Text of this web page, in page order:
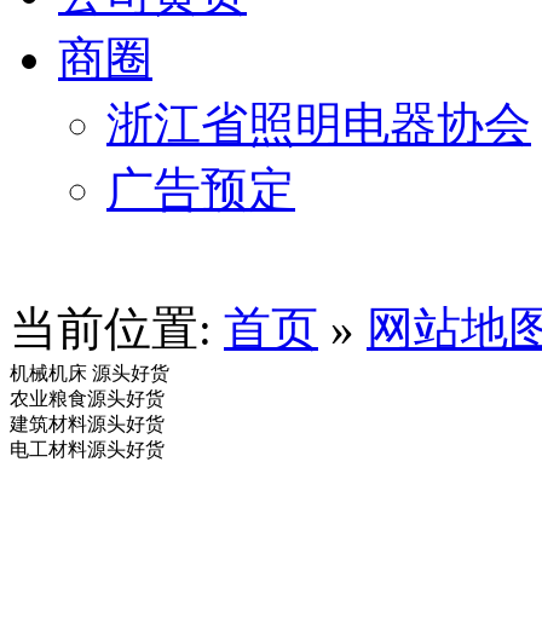
商圈
浙江省照明电器协会
广告预定
当前位置: 首页 » 网站地
机械机床 源头好货
农业粮食源头好货
建筑材料源头好货
电工材料源头好货